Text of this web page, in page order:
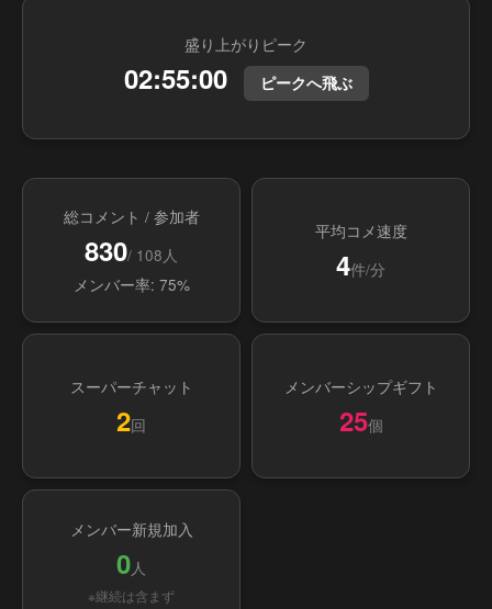
盛り上がりピーク
02:55:00 ピークへ飛ぶ
総コメント / 参加者
830/ 108人
メンバー率: 75%
平均コメ速度
4件/分
スーパーチャット
2回
メンバーシップギフト
25個
メンバー新規加入
0人
※継続は含まず